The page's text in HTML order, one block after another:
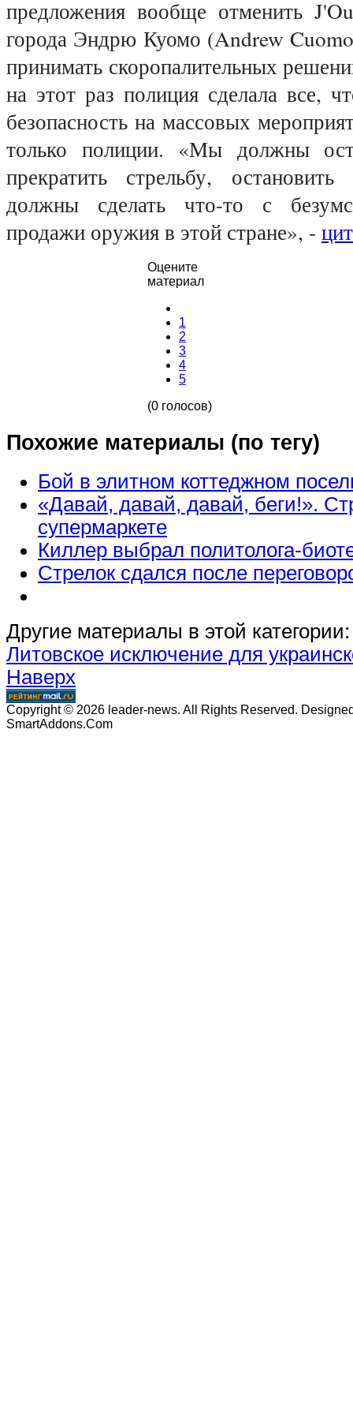
предложения вообще отменить
города Эндрю Куомо (Andrew
принимать скоропалительных
на этот раз полиция сделала все,
безопасность на массовых
только полиции. «Мы должны
прекратить стрельбу,
должны сделать что-то с
продажи оружия в этой стране», -
Оцените
материал
1
2
3
4
5
(0 голосов)
Похожие материалы (по тегу)
Бой в элитном коттеджном
«Давай, давай, давай, беги!».
супермаркете
Киллер выбрал политолога-
Стрелок сдался после
Другие материалы в этой категории:
Литовское исключение для
Наверх
Copyright © 2026 leader-news. All Rights Reserved.
SmartAddons.Com